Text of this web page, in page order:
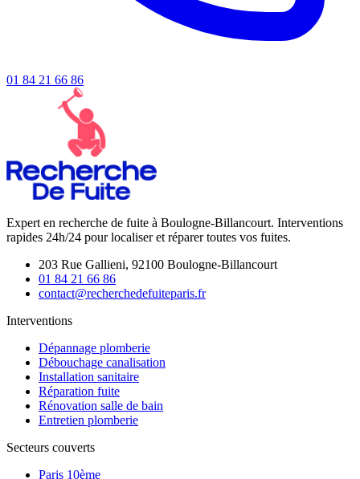
01 84 21 66 86
Expert en recherche de fuite à Boulogne-Billancourt. Interventions
rapides 24h/24 pour localiser et réparer toutes vos fuites.
203 Rue Gallieni, 92100 Boulogne-Billancourt
01 84 21 66 86
contact@recherchedefuiteparis.fr
Interventions
Dépannage plomberie
Débouchage canalisation
Installation sanitaire
Réparation fuite
Rénovation salle de bain
Entretien plomberie
Secteurs couverts
Paris 10ème